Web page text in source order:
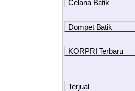
Celana Batik
Dompet Batik
KORPRI Terbaru
Terjual